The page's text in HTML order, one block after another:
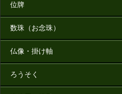
位牌
数珠（お念珠）
仏像・掛け軸
ろうそく